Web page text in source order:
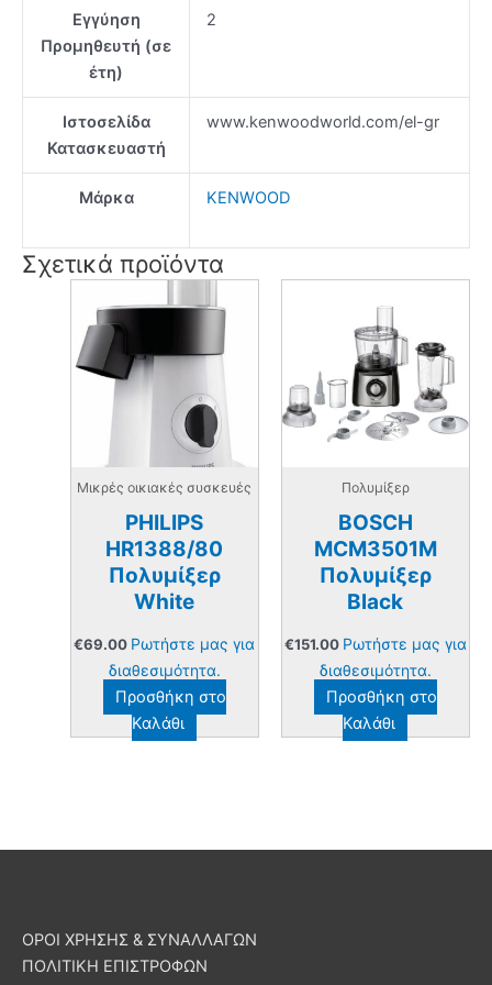
Εγγύηση
Προμηθευτή (σε
έτη)
2
Ιστοσελίδα
Κατασκευαστή
www.kenwoodworld.com/el-gr
Μάρκα KENWOOD
Σχετικά προϊόντα
Μικρές οικιακές συσκευές
PHILIPS
HR1388/80
Πολυμίξερ
White
€69.00 Ρωτήστε μας για
διαθεσιμότητα.
Προσθήκη στο
Καλάθι
Πολυμίξερ
BOSCH
MCM3501M
Πολυμίξερ
Black
€151.00 Ρωτήστε μας για
διαθεσιμότητα.
Προσθήκη στο
Καλάθι
ΟΡΟΙ ΧΡΗΣΗΣ & ΣΥΝΑΛΛΑΓΩΝ
ΠΟΛΙΤΙΚΗ ΕΠΙΣΤΡΟΦΩΝ